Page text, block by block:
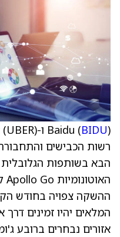
Baidu (BIDU) ו-
רשות הכבישים
הבא בשותפות
ההשקה צפויה בחודש
אזורים נבחרים ברובע